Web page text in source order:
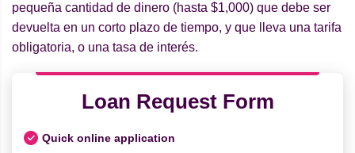
pequeña cantidad de dinero (hasta $1,000) que debe ser
devuelta en un corto plazo de tiempo, y que lleva una tarifa
obligatoria, o una tasa de interés.
Loan Request Form
Quick online application